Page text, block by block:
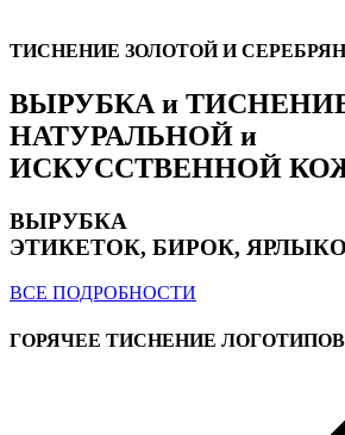
ТИСНЕНИЕ ЗОЛОТОЙ И
ВЫРУБКА и
НАТУРАЛЬНОЙ и
ИСКУССТВЕННОЙ
ВЫРУБКА
ЭТИКЕТОК, БИРОК,
ВСЕ ПОДРОБНОСТИ
ГОРЯЧЕЕ ТИСНЕНИЕ